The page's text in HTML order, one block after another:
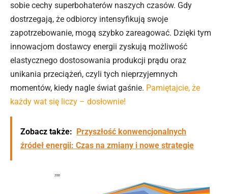
sobie cechy superbohaterów naszych czasów. Gdy
dostrzegają, że odbiorcy intensyfikują swoje
zapotrzebowanie, mogą szybko zareagować. Dzięki tym
innowacjom dostawcy energii zyskują możliwość
elastycznego dostosowania produkcji prądu oraz
unikania przeciążeń, czyli tych nieprzyjemnych
momentów, kiedy nagle świat gaśnie. Pamiętajcie, że
każdy wat się liczy – dosłownie!
Zobacz także:
Przyszłość konwencjonalnych
źródeł energii: Czas na zmiany i nowe strategie